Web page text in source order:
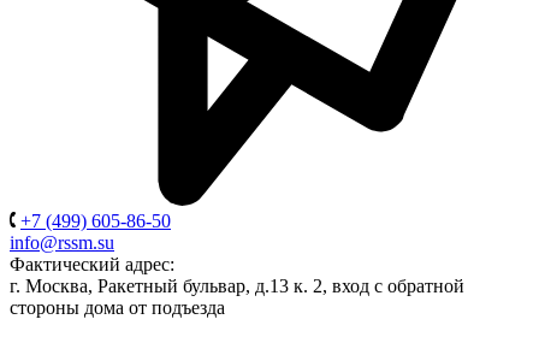
+7 (499) 605-86-50
info@rssm.su
Фактический адрес:
г. Москва, Ракетный бульвар, д.13 к. 2, вход с обратной
стороны дома от подъезда